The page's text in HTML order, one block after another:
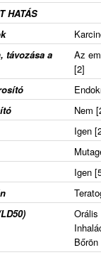
HATÁS
távozása a
Az
[2]
Nem
Igen
Igen
LD50)